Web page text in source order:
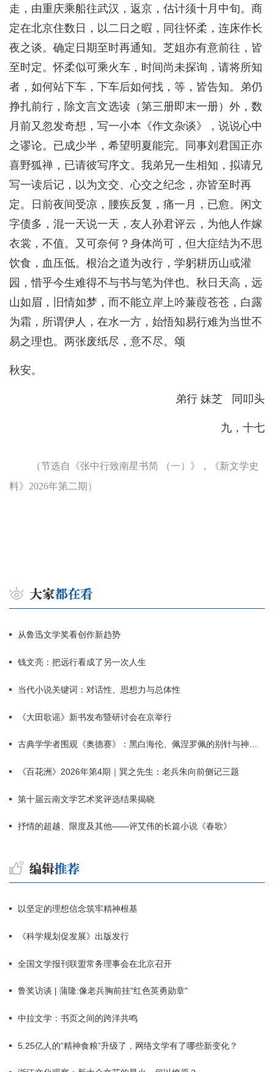
走，由重庆乘船往武汉，返京，估计须十月中旬。商
定在北京住数日，以二日之暇，同往怀柔，连床作长
夜之谈。确定日期至时再通知。芝姐亦有意前往，皆
至时定。怀柔似可乘火车，时间尚未探询，请将所知
者，如何站下车，下车后如何找，等，皆告知。弟仍
挣扎前行，除文言文选读（第三册即末一册）外，数
月前又忽发奇想，写一小本《作文杂谈》，说说心中
之谬论。已成少半，希望明夏能完。同事刘君国正亦
喜野狐禅，已请彼写序文。我弟兄一生相知，拟请兄
写一读后记，以为文交、心交之纪念，亦皆至时再
定。日前夜间受凉，腰疾反复，痛一月，已愈。闲文
字债多，混一天说一天，友人孙君评云，为他人作嫁
衣裳，不值。又可奈何？身体尚可，但大症结为不思
饮食，血压低。根治之道为改行，学躬耕历山或灌
园，惜乎今生难得不与书与笔为伴也。秋日天高，远
山如眉，旧情如梦，而不能立岸上吟蒹葭苍苍，白露
为霜，所谓伊人，在水一方，始悟知易行难为当世不
易之理也。两张废纸尽，意不尽。颂
秋安。
弟行 妹芝 同叩头
九，十七
（节选自《张中行致南星书简 （一）》，《新文学史
料》2026年第二期）
从鲁迅文学奖看创作新趋势
钱文亮：把远行看成了另一次人生
当代小说关键词：对话性、思想力与总体性
《大田歌谣》新书发布暨研讨会在京举行
古典学学者围观《奥德赛》：黑白海伦、佩涅罗佩的别针与神秘入侵者
《百花洲》2026年第4期｜巽之先生：老兵朱向前侧记三题
第十届云南文学艺术奖评选结果揭晓
抒情的超越、限度及其他——评艾伟的长篇小说《春歌》
以坚定的理想信念筑牢精神根基
《科学规划促发展》出版发行
全国文学报刊联盟常务理事会在北京召开
鲁奖访谈 | 蒲隆:像老兵胸前挂"红色英勇勋章"
中拉文学：书页之间的跨洋共鸣
5.25亿人的“精神食粮”升级了，网络文学有了哪些新变化？